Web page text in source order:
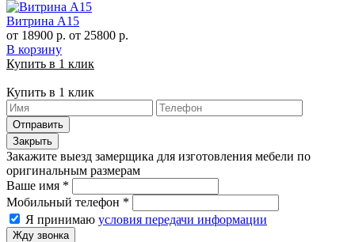
Витрина А15
от 18900 р. от 25800 р.
В корзину
Купить в 1 клик
Купить в 1 клик
Отправить
Закрыть
Закажите выезд замерщика для изготовления мебели по
оригинальным размерам
Ваше имя *
Мобильный телефон *
Я принимаю условия передачи информации
Жду звонка